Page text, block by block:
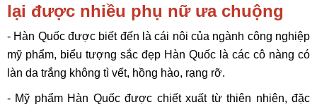
lại được nhiều phụ nữ ưa chuộng
- Hàn Quốc được biết đến là cái nôi của ngành công nghiệp
mỹ phẩm, biểu tượng sắc đẹp Hàn Quốc là các cô nàng có
làn da trắng không tì vết, hồng hào, rạng rỡ.
- Mỹ phẩm Hàn Quốc được chiết xuất từ thiên nhiên, đặc